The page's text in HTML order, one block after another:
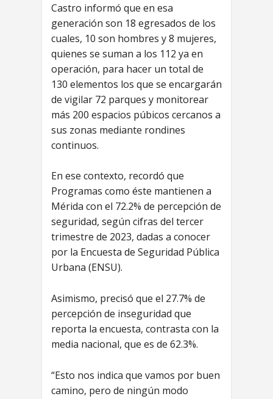
Castro informó que en esa
generación son 18 egresados de los
cuales, 10 son hombres y 8 mujeres,
quienes se suman a los 112 ya en
operación, para hacer un total de
130 elementos los que se encargarán
de vigilar 72 parques y monitorear
más 200 espacios púbicos cercanos a
sus zonas mediante rondines
continuos.
En ese contexto, recordó que
Programas como éste mantienen a
Mérida con el 72.2% de percepción de
seguridad, según cifras del tercer
trimestre de 2023, dadas a conocer
por la Encuesta de Seguridad Pública
Urbana (ENSU).
Asimismo, precisó que el 27.7% de
percepción de inseguridad que
reporta la encuesta, contrasta con la
media nacional, que es de 62.3%.
“Esto nos indica que vamos por buen
camino, pero de ningún modo